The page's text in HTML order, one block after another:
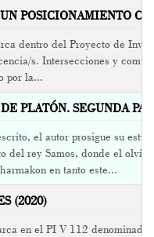
POSICIONAMIENTO
dentro del Proyecto de
s. Intersecciones y
por la...
PLATÓN. SEGUNDA
el autor prosigue su
del rey Samos, donde el
en tanto este...
(2020)
en el PI V 112